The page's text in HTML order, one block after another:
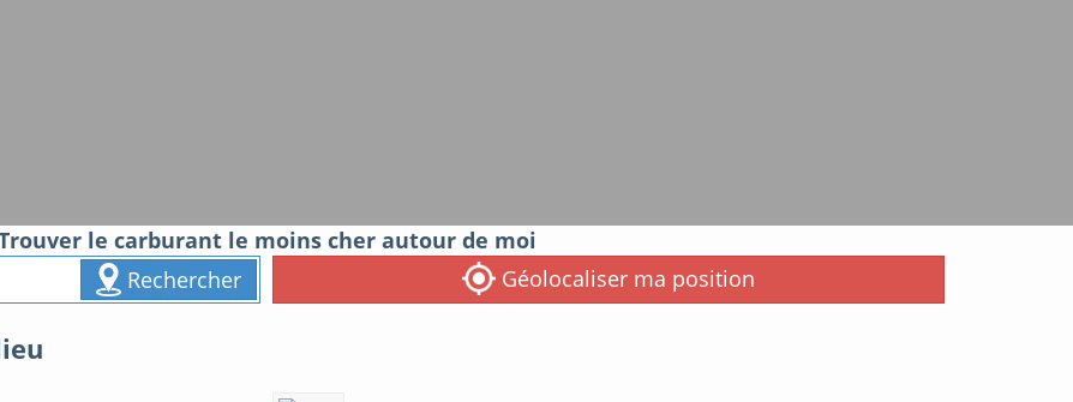
le carburant le moins cher autour de moi
Rechercher
Géolocaliser ma position